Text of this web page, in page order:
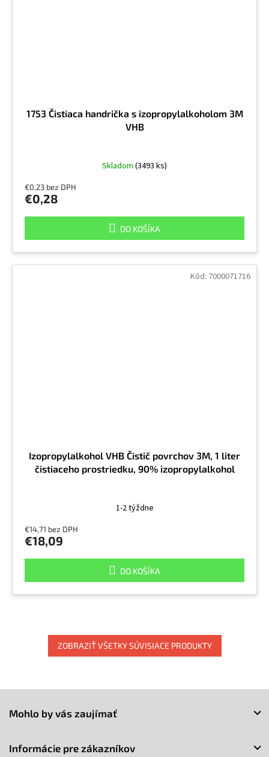
1753 Čistiaca handrička s izopropylalkoholom 3M
VHB
Skladom (3493 ks)
€0,23 bez DPH
€0,28
DO KOŠÍKA
Izopropylalkohol VHB Čistič povrchov 3M, 1 liter
čistiaceho prostriedku, 90% izopropylalkohol
1-2 týždne
€14,71 bez DPH
€18,09
DO KOŠÍKA
Kód: 7000071716
ZOBRAZIŤ VŠETKY SÚVISIACE PRODUKTY
Mohlo by vás zaujímať
Informácie pre zákazníkov